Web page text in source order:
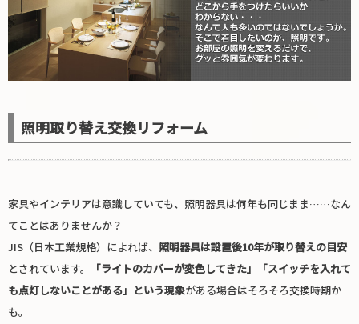
照明取り替え交換リフォーム
家具やインテリアは意識していても、照明器具は何年も同じまま……なん
てことはありませんか？
JIS（日本工業規格）によれば、 照明器具は設置後10年が取り替えの目安
とされています。
「ライトのカバーが変色してきた」「スイッチを入れて
も点灯しないことがある」という現象がある場合はそろそろ交換時期か
も。